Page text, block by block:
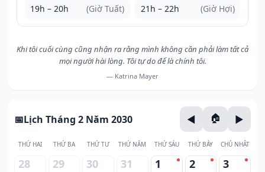
19h – 20h (Giờ Tuất) 21h – 22h (Giờ Hợi)
Khi tôi cuối cùng cũng nhận ra rằng mình không cần phải làm tất cả
mọi người hài lòng. Tôi tự do để là chính tôi.
— Katrina Mayer
Lịch Tháng 2 Năm 2030
THỨ HAI THỨ BA THỨ TƯ THỨ NĂM THỨ SÁU THỨ BẢY CHỦ NHẬT
28 29 30 31 1 2 3